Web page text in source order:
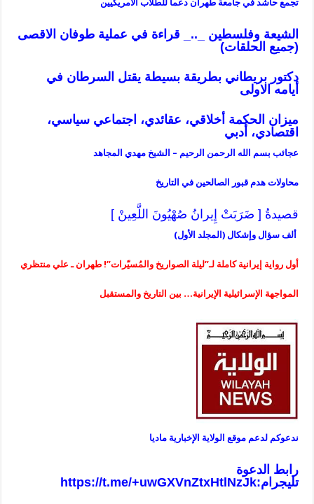
تجمع حاشد في جامعة طهران دعماً للطلاب الأمريكيين
الشيعة وفلسطين _.._ قراءة في عملية طوفان الاقصى
(جميع الحلقات)
دكتور بريطاني بطريقة بسيطة يقتل السرطان في
أيامهالاولى
ميزان الحكمة أخلاقي، عقائدي، اجتماعي سياسي،
اقتصادي، أدبي
عجائب بسم الله الرحمن الرحيم – الشيخ مهدي المجاهد
محاولات هدم قبور الصالحين في التاريخ
قصيدةُ [ ضَرَبَتْ إِيرانُ صُهْيُونَ اللَّعِينْ ]
ألف سؤال وإشكال (المجلد الأول)
أول رواية إيرانية كاملة لـ”ليلة الصواريخ والمُسيّرات”! طهران ـ علي منتظري
المواجهة الإسرائيلية الإيرانية… بين التاريخ والمستقبل
ندعوكم لدعم موقع الولاية الإخبارية ماديا
رابط الدعوة
تليجرام:https://t.me/+uwGXVnZtxHtlNzJk